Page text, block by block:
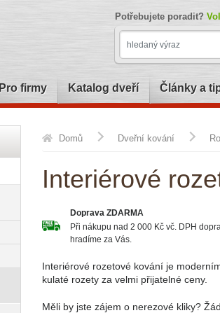
Potřebujete poradit?
Pro firmy Katalog dveří Články a
Domů Dveřní kování
Interiérové
Doprava ZDARMA
Při nákupu nad 2 000 Kč vč. DPH
hradíme za Vás.
Interiérové rozetové kování je
kulaté rozety za velmi přijatelné ceny.
Měli by jste zájem o nerezové kliky?